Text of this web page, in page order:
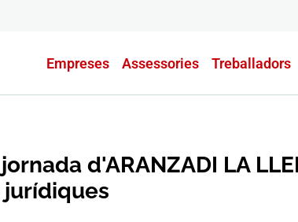
Empreses Assessories Treballadors
d'ARANZADI LA
jurídiques